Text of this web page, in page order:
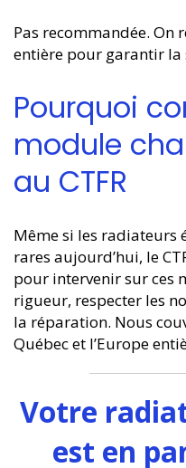
Pas recommandée. On
entière pour garantir la
Pourquoi
module
au CTFR
Même si les radiateurs
rares aujourd’hui, le
pour intervenir sur ces
rigueur, respecter les
la réparation. Nous
Québec et l’Europe
Votre
est en